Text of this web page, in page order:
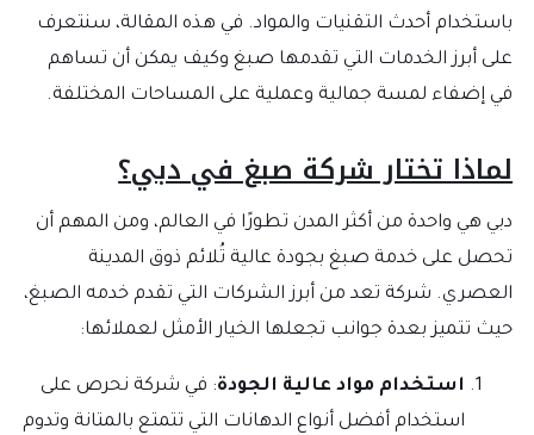
باستخدام أحدث التقنيات والمواد. في هذه المقالة، سنتعرف
على أبرز الخدمات التي تقدمها صبغ وكيف يمكن أن تساهم
في إضفاء لمسة جمالية وعملية على المساحات المختلفة.
لماذا تختار شركة صبغ في دبي؟
دبي هي واحدة من أكثر المدن تطورًا في العالم، ومن المهم أن
تحصل على خدمة صبغ بجودة عالية تُلائم ذوق المدينة
العصري. شركة تعد من أبرز الشركات التي تقدم خدمه الصبغ،
حيث تتميز بعدة جوانب تجعلها الخيار الأمثل لعملائها:
استخدام مواد عالية الجودة: في شركة نحرص على
استخدام أفضل أنواع الدهانات التي تتمتع بالمتانة وتدوم